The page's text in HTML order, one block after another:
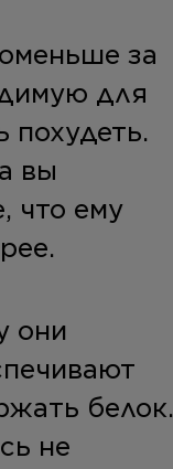
за
для
похудеть.
вы
что ему
они
белок.
не